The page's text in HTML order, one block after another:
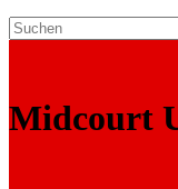
Midcourt